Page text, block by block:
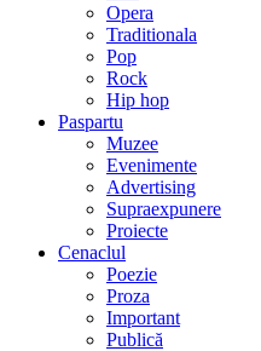
Opera
Traditionala
Pop
Rock
Hip hop
Paspartu
Muzee
Evenimente
Advertising
Supraexpunere
Proiecte
Cenaclul
Poezie
Proza
Important
Publică